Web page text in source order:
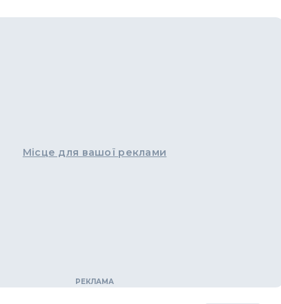
Місце для вашої реклами